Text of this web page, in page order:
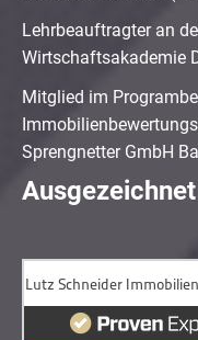
Lehrbeauftragter an
Wirtschaftsakademie
Mitglied im
Sprengnetter GmbH
Ausgezeichnet